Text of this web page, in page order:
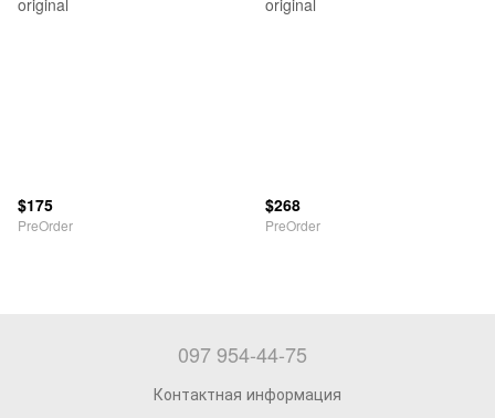
$175
PreOrder
$268
PreOrder
097 954-44-75
Контактная информация